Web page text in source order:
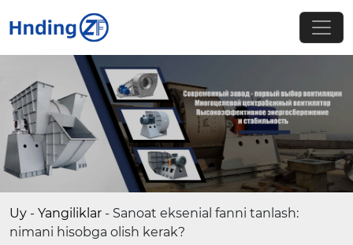
Uy - Yangiliklar - Sanoat eksenial fanni tanlash:
nimani hisobga olish kerak?